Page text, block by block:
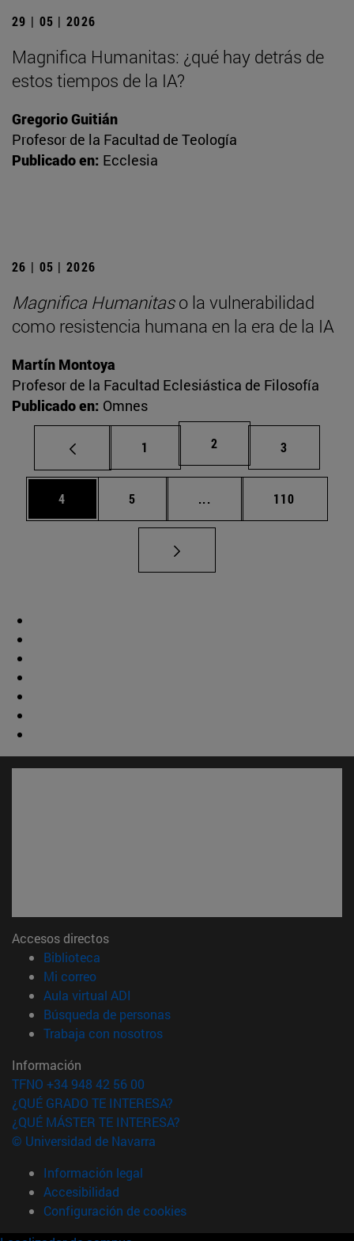
29 | 05 | 2026
Magnifica Humanitas: ¿qué hay detrás de
estos tiempos de la IA?
Gregorio Guitián
Profesor de la Facultad de Teología
Publicado en: Ecclesia
26 | 05 | 2026
Magnifica Humanitaso la vulnerabilidad
como resistencia humana en la era de la IA
Martín Montoya
Profesor de la Facultad Eclesiástica de Filosofía
Publicado en: Omnes
Página
1 Página
2 Página
3
Página
4 Página
5 ... Páginas intermedias
Página
110
Accesos directos
Biblioteca
Mi correo(abre en nueva ventana)
Aula virtual ADI
Búsqueda de personas(abre en nueva ventana)
Trabaja con nosotros(abre en nueva ventana)
Información
TFNO +34 948 42 56 00
¿QUÉ GRADO TE INTERESA?
¿QUÉ MÁSTER TE INTERESA?
© Universidad de Navarra
Información legal
Accesibilidad
Configuración de cookies